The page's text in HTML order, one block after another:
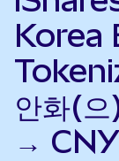
Korea
안화(
→